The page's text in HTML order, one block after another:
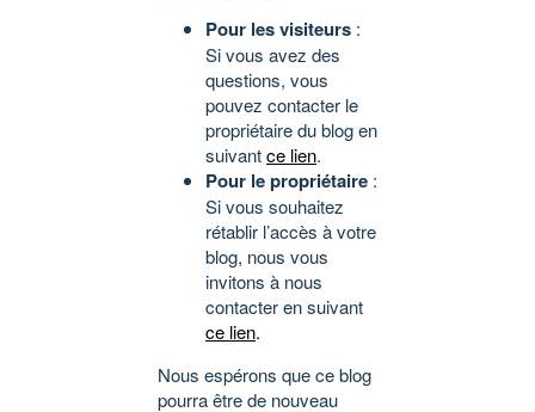
Pour les visiteurs :
Si vous avez des
questions, vous
pouvez contacter le
propriétaire du blog en
suivantce lien.
Pour le propriétaire :
Si vous souhaitez
rétablir l’accès à votre
blog, nous vous
invitons à nous
contacter en suivant
ce lien.
Nous espérons que ce blog
pourra être de nouveau